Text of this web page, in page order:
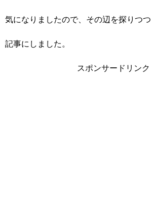
気になりましたので、その辺を探りつつ
記事にしました。
スポンサードリンク